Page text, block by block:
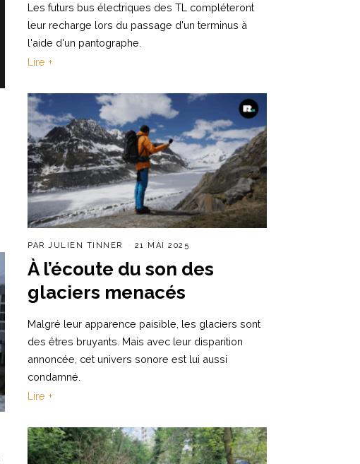
Les futurs bus électriques des TL compléteront
leur recharge lors du passage d'un terminus à
l'aide d'un pantographe.
Lire +
PARJULIEN TINNER 21 MAI 2025
À l’écoute du son des
glaciers menacés
Malgré leur apparence paisible, les glaciers sont
des êtres bruyants. Mais avec leur disparition
annoncée, cet univers sonore est lui aussi
condamné.
Lire +